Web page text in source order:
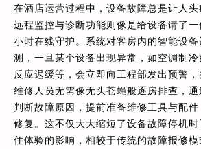
在酒店运营过程中，设备故障总是让人
远程监控与诊断功能则像是给设备请了
小时在线守护。系统对客房内的智能设
测，一旦某个设备出现异常，如空调制
反应迟缓等，会立即向工程部发出预警，
维修人员无需像无头苍蝇般逐房排查，
判断故障原因，提前准备维修工具与配
修复。这不仅大大缩短了设备故障停机
住体验的影响，相较于传统的故障报修